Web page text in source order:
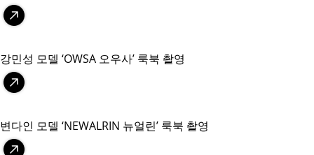
강민성 모델 ‘OWSA 오우사’ 룩북 촬영
변다인 모델 ‘NEWALRIN 뉴얼린’ 룩북 촬영